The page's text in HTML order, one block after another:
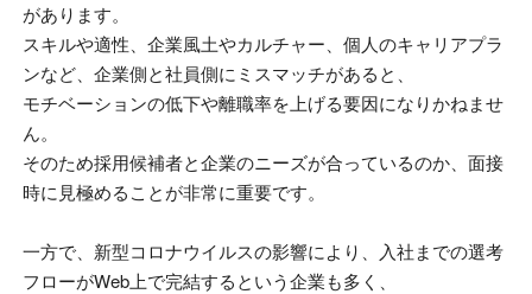
があります。
スキルや適性、企業風土やカルチャー、個人のキャリアプラ
ンなど、企業側と社員側にミスマッチがあると、
モチベーションの低下や離職率を上げる要因になりかねませ
ん。
そのため採用候補者と企業のニーズが合っているのか、面接
時に見極めることが非常に重要です。
一方で、新型コロナウイルスの影響により、入社までの選考
フローがWeb 上で完結するという企業も多く、